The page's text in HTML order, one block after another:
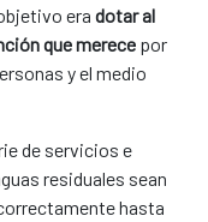
era dotar al
que merece por
y el medio
de servicios e
residuales sean
hasta